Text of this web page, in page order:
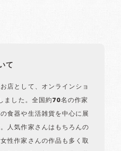
て
店として、オンラインショ
ました。全国約70名の作家
食器や生活雑貨を中心に展
人気作家さんはもちろんの
性作家さんの作品も多く取